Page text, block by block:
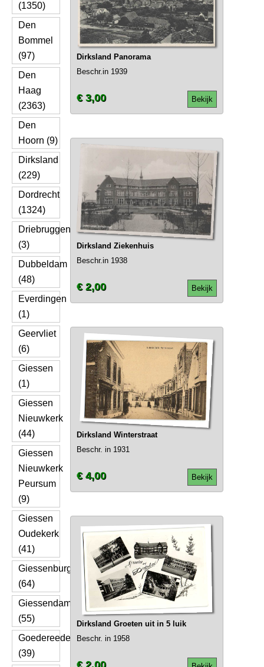
(1350)
Den
Bommel
(97)
Den
Haag
(2363)
Den
Hoorn (9)
Dirksland
(229)
Dordrecht
(1324)
Driebruggen
(3)
Dubbeldam
(48)
Everdingen
(1)
Geervliet
(6)
Giessen
(1)
Giessen
Nieuwkerk
(44)
Giessen
Nieuwkerk
Peursum
(9)
Giessen
Oudekerk
(41)
Giessenburg
(64)
Giessendam
(55)
Goedereede
(39)
Dirksland Panorama
Beschr.in 1939
Bekijk
€ 3,00
Dirksland Ziekenhuis
Beschr.in 1938
Bekijk
€ 2,00
Dirksland Winterstraat
Beschr. in 1931
Bekijk
€ 4,00
Dirksland Groeten uit in 5 luik
Beschr. in 1958
€ 2,00